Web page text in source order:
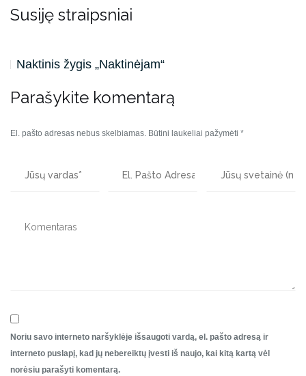
Susiję straipsniai
Naktinis žygis „Naktinėjam“
Parašykite komentarą
El. pašto adresas nebus skelbiamas. Būtini laukeliai pažymėti *
Noriu savo interneto naršyklėje išsaugoti vardą, el. pašto adresą ir
interneto puslapį, kad jų nebereiktų įvesti iš naujo, kai kitą kartą vėl
norėsiu parašyti komentarą.